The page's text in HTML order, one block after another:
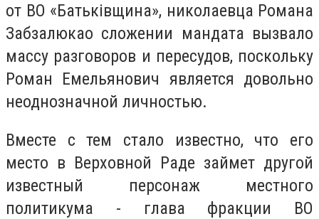
от ВО «Батьківщина», николаевца Романа
Забзалюкао сложении мандата вызвало
массу разговоров и пересудов, поскольку
Роман Емельянович является довольно
неоднозначной личностью.
Вместе с тем стало известно, что его
место в Верховной Раде займет другой
известный персонаж местного
политикума - глава фракции ВО